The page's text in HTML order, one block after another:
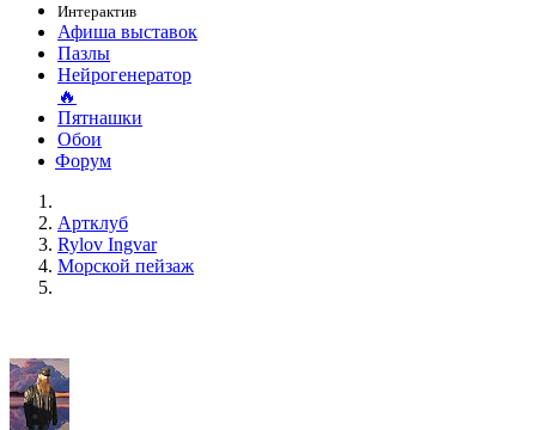
Интерактив
Афиша выставок
Пазлы
Нейрогенератор
🔥
Пятнашки
Обои
Форум
Артклуб
Rylov Ingvar
Морской пейзаж